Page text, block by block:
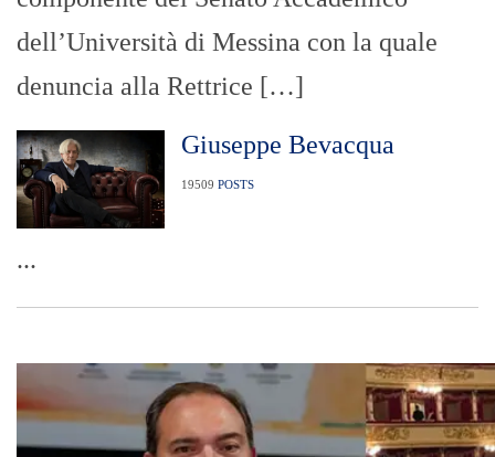
dell’Università di Messina con la quale
denuncia alla Rettrice […]
Giuseppe Bevacqua
19509 POSTS
...